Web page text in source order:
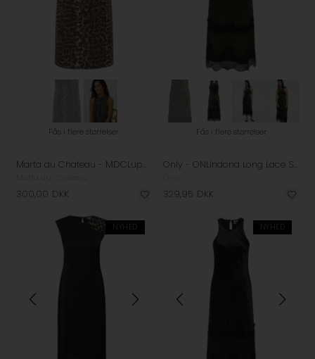
Fås i flere størrelser
Marta du Chateau - MDCLuppa Kjole - Camello Leo
300,00 DKK
Fås i flere størrelser
Only - ONLIndona Long Lace Satin Kjole - Forest Night
329,95 DKK
NYHED NYHED